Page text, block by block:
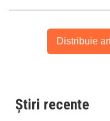
Distribuie
Știri recente